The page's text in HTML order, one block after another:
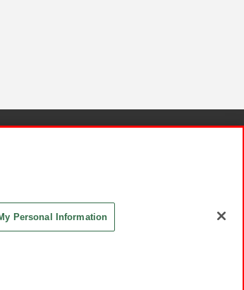
Personal Information